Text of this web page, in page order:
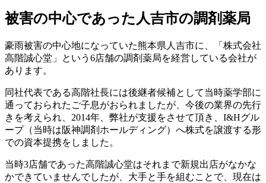
被害の中心であった人吉市の調剤薬局
豪雨被害の中心地になっていた熊本県人吉市に、「株式会社
高階誠心堂」という6店舗の調剤薬局を経営している会社が
あります。
同社代表である高階社長には後継者候補として当時薬学部に
通っておられたご子息がおられましたが、今後の業界の先行
きを考えられ、2014年、弊社が支援をさせて頂き、I&Hグル
ープ（当時は阪神調剤ホールディング）へ株式を譲渡する形
での資本提携をしました。
当時3店舗であった高階誠心堂はそれまで新規出店がなかな
かできていませんでしたが、大手と手を組むことで、現在は